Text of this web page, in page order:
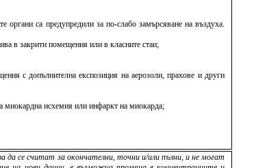
органи са предупредили за по-слабо замърсяване на въздуха.
в закрити помещения или в класните стаи;
с допълнителна експозиция на аерозоли, прахове и други
миокардна исхемия или инфаркт на миокарда;
да се считат за окончателни, точни и/или пълни, и не могат